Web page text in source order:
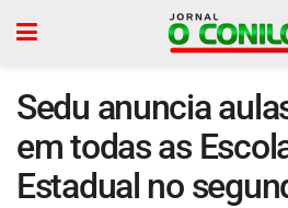
Sedu anuncia
em todas as
Estadual no